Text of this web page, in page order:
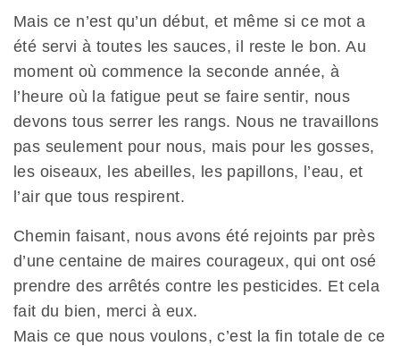
Mais ce n’est qu’un début, et même si ce mot a
été servi à toutes les sauces, il reste le bon. Au
moment où commence la seconde année, à
l’heure où la fatigue peut se faire sentir, nous
devons tous serrer les rangs. Nous ne travaillons
pas seulement pour nous, mais pour les gosses,
les oiseaux, les abeilles, les papillons, l’eau, et
l’air que tous respirent.
Chemin faisant, nous avons été rejoints par près
d’une centaine de maires courageux, qui ont osé
prendre des arrêtés contre les pesticides. Et cela
fait du bien, merci à eux.
Mais ce que nous voulons, c’est la fin totale de ce